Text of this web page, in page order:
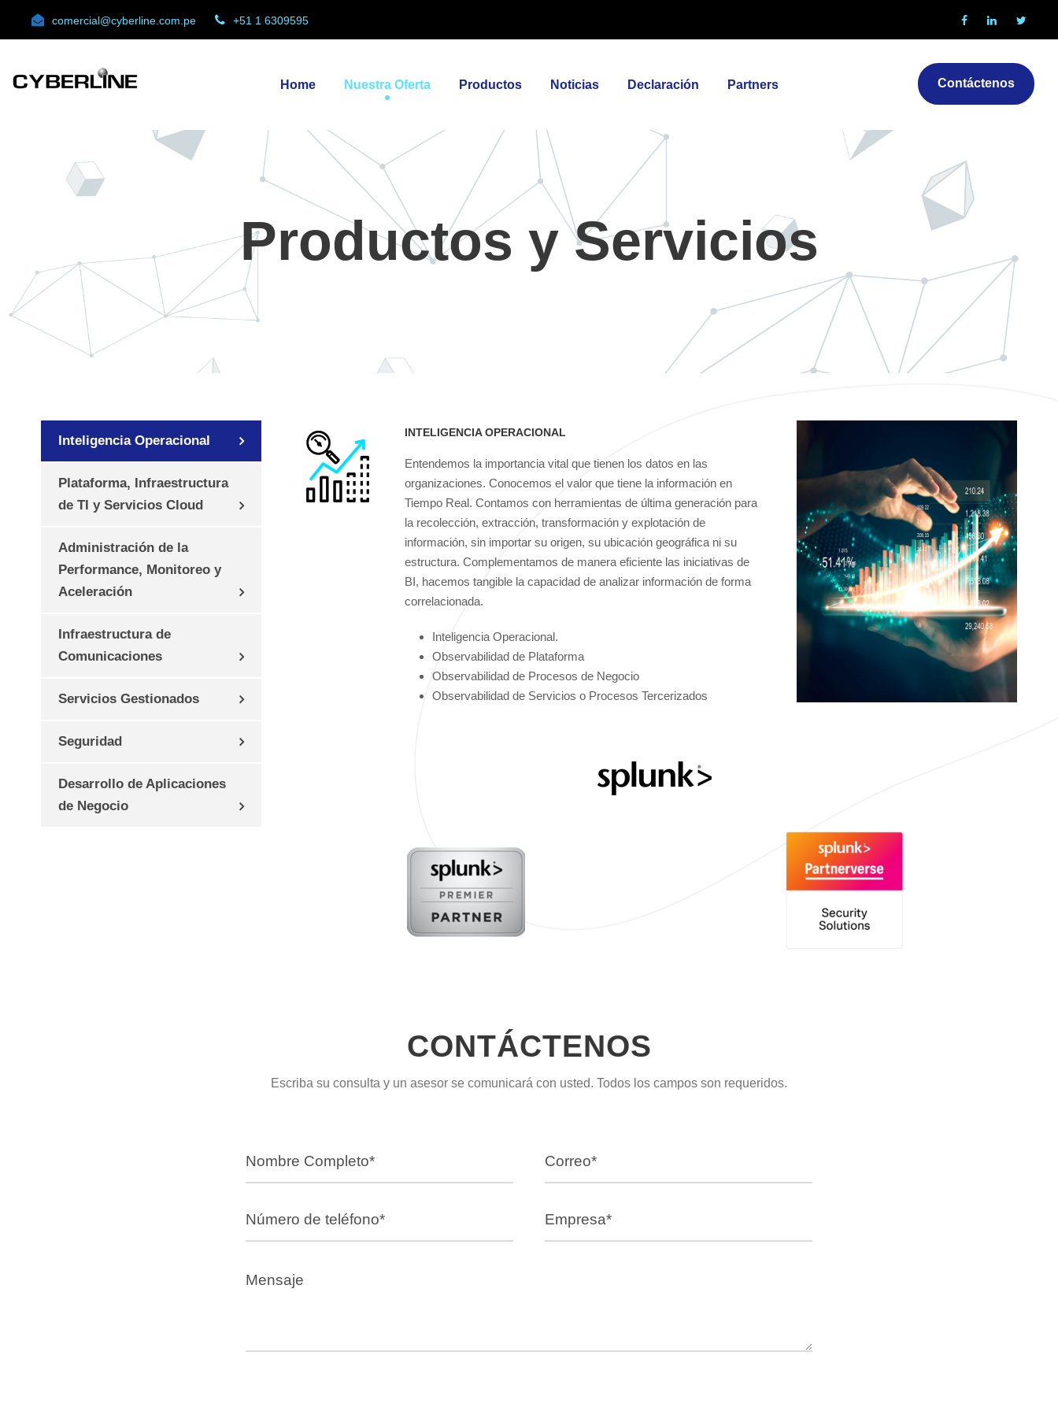
comercial@cyberline.com.pe +51 1 6309595
Home Nuestra Oferta Productos Noticias Declaración Partners Contáctenos
Productos y Servicios
INTELIGENCIA OPERACIONAL
Entendemos la importancia vital que tienen los datos en las
organizaciones. Conocemos el valor que tiene la información en
Tiempo Real. Contamos con herramientas de última generación para
la recolección, extracción, transformación y explotación de
información, sin importar su origen, su ubicación geográfica ni su
estructura. Complementamos de manera eficiente las iniciativas de
BI, hacemos tangible la capacidad de analizar información de forma
correlacionada.
Inteligencia Operacional.
Observabilidad de Plataforma
Observabilidad de Procesos de Negocio
Observabilidad de Servicios o Procesos Tercerizados
Inteligencia Operacional
Plataforma, Infraestructura
de TI y Servicios Cloud
Administración de la
Performance, Monitoreo y
Aceleración
Infraestructura de
Comunicaciones
Servicios Gestionados
Seguridad
Desarrollo de Aplicaciones
de Negocio
CONTÁCTENOS
Escriba su consulta y un asesor se comunicará con usted. Todos los campos son requeridos.